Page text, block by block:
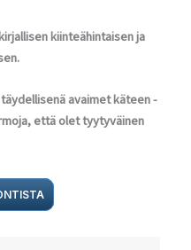
kiinteähintaisen ja
avaimet käteen -
että olet tyytyväinen